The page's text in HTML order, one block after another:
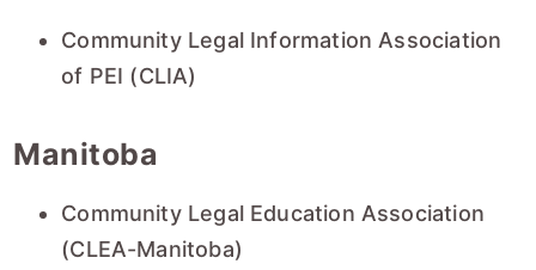
Community Legal Information Association
of PEI (CLIA)
Manitoba
Community Legal Education Association
(CLEA-Manitoba)